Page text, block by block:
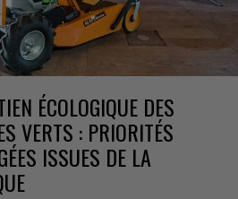
ÉCOLOGIQUE DES
VERTS : PRIORITÉS
ISSUES DE LA